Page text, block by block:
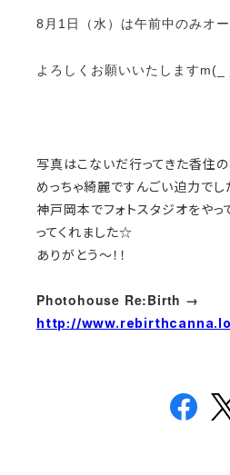
8月1日（水）は午前中のみオー
よろしくお願いいたしますm(_
写真はこないだ行ってきた香住
めっちゃ綺麗ですんごい迫力でし
神戸岡本でフォトスタジオをやっ
ってくれました☆
ありがとう～！！
Photohouse Re:Birth →
http://